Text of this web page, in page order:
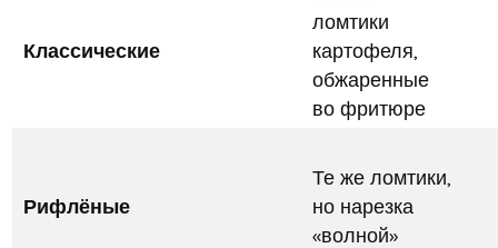
Классические
ломтики
картофеля,
обжаренные
во фритюре
Рифлёные
Те же ломтики,
но нарезка
«волной»